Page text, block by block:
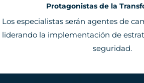
Protagonistas de la
Los especialistas serán agentes de
liderando la implementación de
seguridad.